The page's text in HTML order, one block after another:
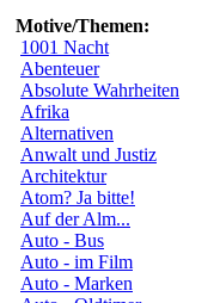
Motive/Themen:
1001 Nacht
Abenteuer
Absolute Wahrheiten
Afrika
Alternativen
Anwalt und Justiz
Architektur
Atom? Ja bitte!
Auf der Alm...
Auto - Bus
Auto - im Film
Auto - Marken